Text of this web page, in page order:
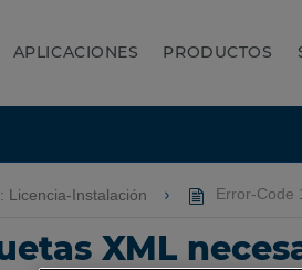
APLICACIONES PRODUCTOS
Licencia-Instalación Error-Code
XML